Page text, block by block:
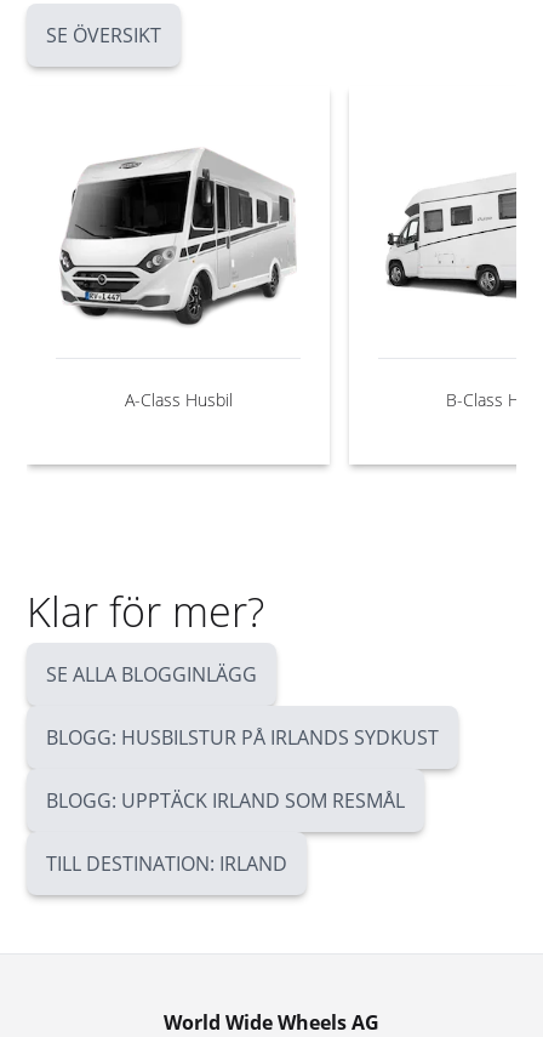
SE ÖVERSIKT
A-Class Husbil B-Class
Klar för mer?
SE ALLA BLOGGINLÄGG
BLOGG: HUSBILSTUR PÅ IRLANDS SYDKUST
BLOGG: UPPTÄCK IRLAND SOM RESMÅL
TILL DESTINATION: IRLAND
World Wide Wheels AG